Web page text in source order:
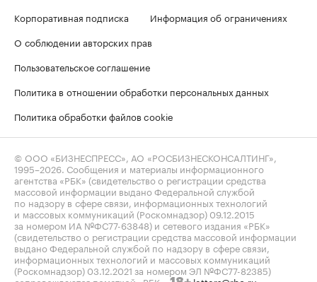
Корпоративная подписка
Информация об ограничениях
О соблюдении авторских прав
Пользовательское соглашение
Политика в отношении обработки персональных данных
Политика обработки файлов cookie
© ООО «БИЗНЕСПРЕСС», АО «РОСБИЗНЕСКОНСАЛТИНГ»,
1995–2026 . Сообщения и материалы информационного
агентства «РБК» (свидетельство о регистрации средства
массовой информации выдано Федеральной службой
по надзору в сфере связи, информационных технологий
и массовых коммуникаций (Роскомнадзор) 09.12.2015
за номером ИА №ФС77-63848) и сетевого издания «РБК»
(свидетельство о регистрации средства массовой информации
выдано Федеральной службой по надзору в сфере связи,
информационных технологий и массовых коммуникаций
(Роскомнадзор) 03.12.2021 за номером ЭЛ №ФС77-82385)